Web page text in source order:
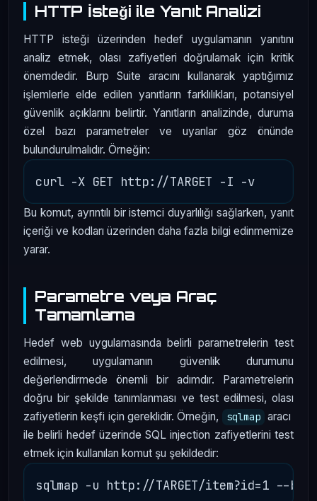
HTTP İsteği ile Yanıt Analizi
HTTP isteği üzerinden hedef uygulamanın yanıtını
analiz etmek, olası zafiyetleri doğrulamak için kritik
önemdedir. Burp Suite aracını kullanarak yaptığımız
işlemlerle elde edilen yanıtların farklılıkları, potansiyel
güvenlik açıklarını belirtir. Yanıtların analizinde, duruma
özel bazı parametreler ve uyarılar göz önünde
bulundurulmalıdır. Örneğin:
Bu komut, ayrıntılı bir istemci duyarlılığı sağlarken, yanıt
içeriği ve kodları üzerinden daha fazla bilgi edinmemize
yarar.
Parametre veya Araç
Tamamlama
Hedef web uygulamasında belirli parametrelerin test
edilmesi, uygulamanın güvenlik durumunu
değerlendirmede önemli bir adımdır. Parametrelerin
doğru bir şekilde tanımlanması ve test edilmesi, olası
zafiyetlerin keşfi için gereklidir. Örneğin,
sqlmap aracı
ile belirli hedef üzerinde SQL injection zafiyetlerini test
etmek için kullanılan komut şu şekildedir: